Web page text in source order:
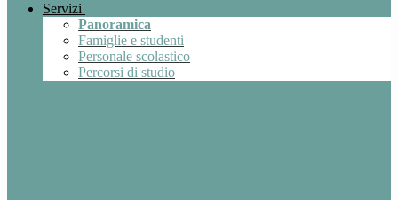
Servizi
Panoramica
Famiglie e studenti
Personale scolastico
Percorsi di studio